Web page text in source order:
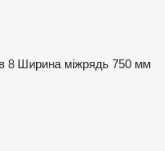
8 Ширина міжрядь 750 мм